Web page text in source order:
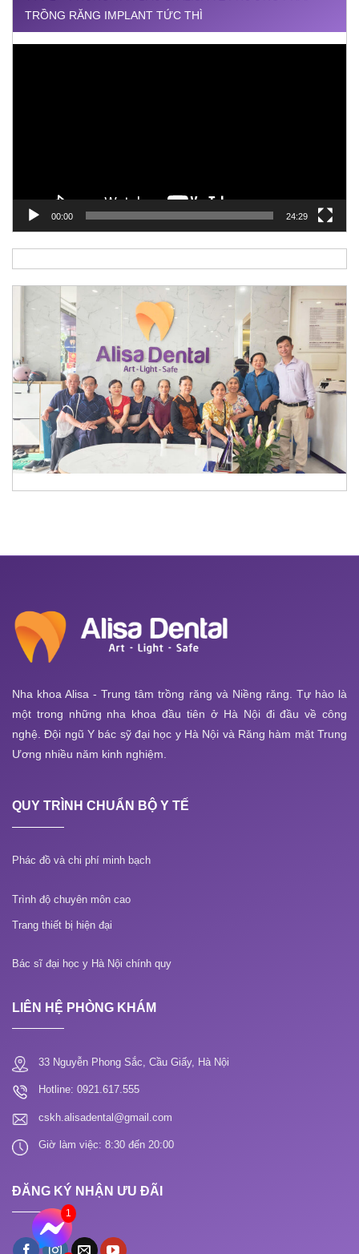
TRỒNG RĂNG IMPLANT TỨC THÌ
00:00 24:29
Nha khoa Alisa - Trung tâm trồng răng và Niềng răng. Tự hào là
một trong những nha khoa đầu tiên ở Hà Nội đi đầu về công
nghệ. Đội ngũ Y bác sỹ đại học y Hà Nội và Răng hàm mặt Trung
Ương nhiều năm kinh nghiệm.
QUY TRÌNH CHUẨN BỘ Y TẾ
Phác đồ và chi phí minh bạch
Trình độ chuyên môn cao
Trang thiết bị hiện đại
Bác sĩ đại học y Hà Nội chính quy
LIÊN HỆ PHÒNG KHÁM
33 Nguyễn Phong Sắc, Cầu Giấy, Hà Nội
Hotline: 0921.617.555
cskh.alisadental@gmail.com
Giờ làm việc: 8:30 đến 20:00
ĐĂNG KÝ NHẬN ƯU ĐÃI
1